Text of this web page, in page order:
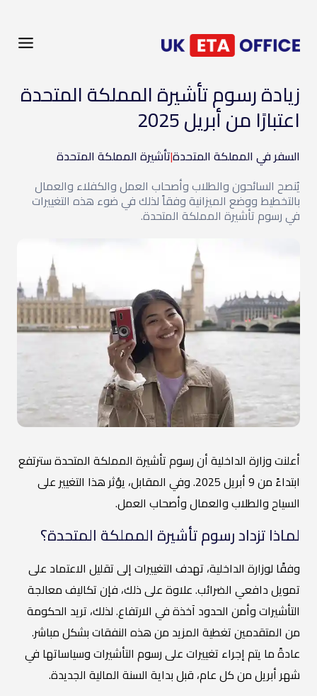
زيادة رسوم تأشيرة المملكة المتحدة
اعتبارًا من أبريل 2025
السفر في المملكة المتحدة|تأشيرة المملكة المتحدة
يُنصح السائحون والطلاب وأصحاب العمل والكفلاء والعمال
بالتخطيط ووضع الميزانية وفقاً لذلك في ضوء هذه التغييرات
في رسوم تأشيرة المملكة المتحدة.
أعلنت وزارة الداخلية أن رسوم تأشيرة المملكة المتحدة سترتفع
ابتداءً من 9 أبريل 2025. وفي المقابل، يؤثر هذا التغيير على
السياح والطلاب والعمال وأصحاب العمل.
لماذا تزداد رسوم تأشيرة المملكة المتحدة؟
وفقًا لوزارة الداخلية، تهدف التغييرات إلى تقليل الاعتماد على
تمويل دافعي الضرائب. علاوة على ذلك، فإن تكاليف معالجة
التأشيرات وأمن الحدود آخذة في الارتفاع. لذلك، تريد الحكومة
من المتقدمين تغطية المزيد من هذه النفقات بشكل مباشر.
عادةً ما يتم إجراء تغييرات على رسوم التأشيرات وسياساتها في
شهر أبريل من كل عام، قبل بداية السنة المالية الجديدة.